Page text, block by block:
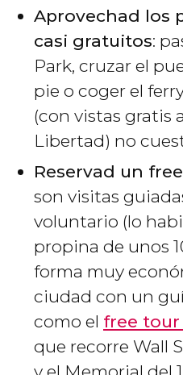
Aprovechad los
casi gratuitos:
Park, cruzar el
pie o coger el
(con vistas gratis
Libertad) no
Reservad un
son visitas
voluntario (lo
propina de unos
forma muy
ciudad con un
como el free tour
que recorre Wall